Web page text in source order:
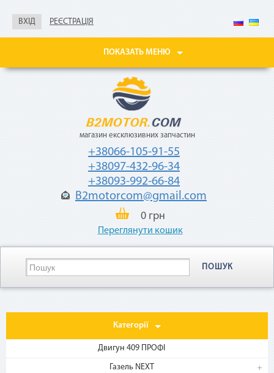
ВХІД РЕЄСТРАЦІЯ
ПОКАЗАТЬ МЕНЮ
магазин ексклюзивних запчастин
+38066-105-91-55
+38097-432-96-34
+38093-992-66-84
B2motorcom@gmail.com
0 грн
Переглянути кошик
ПОШУК
Категорії
Двигун 409 ПРОФІ
Газель NEXT
справка о доходах
«Мгновенная рассрочка»
месяцев
с небольшой
Как воспользоваться